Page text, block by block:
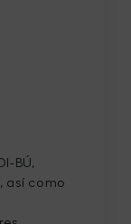
BÚ,
así como